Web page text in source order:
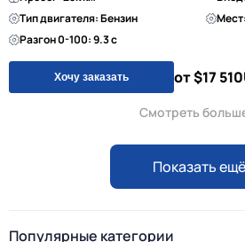
Тип двигателя: Бензин
Разгон 0-100: 9.3 с
Хочу заказать от $17 510
Смотреть
Показать ещё
Популярные категории